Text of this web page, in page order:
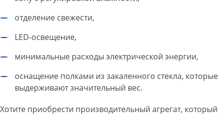
отделение свежести,
LED-освещение,
минимальные расходы электрической энергии,
оснащение полками из закаленного стекла, которые
выдерживают значительный вес.
Хотите приобрести производительный агрегат, который